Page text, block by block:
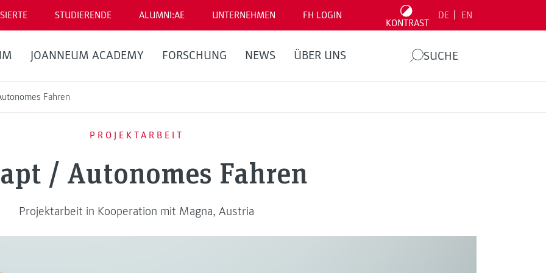
STUDIERENDE ALUMNI:AE UNTERNEHMEN FH LOGIN
KONTRAST
DE EN
JOANNEUM ACADEMY FORSCHUNG NEWS ÜBER UNS SUCHE
Fahren
PROJEKTARBEIT
/ Autonomes Fahren
Projektarbeit in Kooperation mit Magna, Austria